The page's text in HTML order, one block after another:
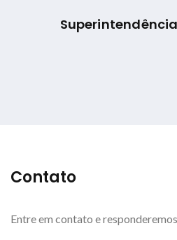
Contato
Entre em contato e